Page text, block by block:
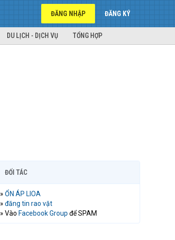
ĐĂNG NHẬP ĐĂNG KÝ
DU LỊCH - DỊCH VỤ TỔNG HỢP
ĐỐI TÁC
» ỔN ÁP LIOA
» đăng tin rao vặt
» Vào Facebook Group để SPAM